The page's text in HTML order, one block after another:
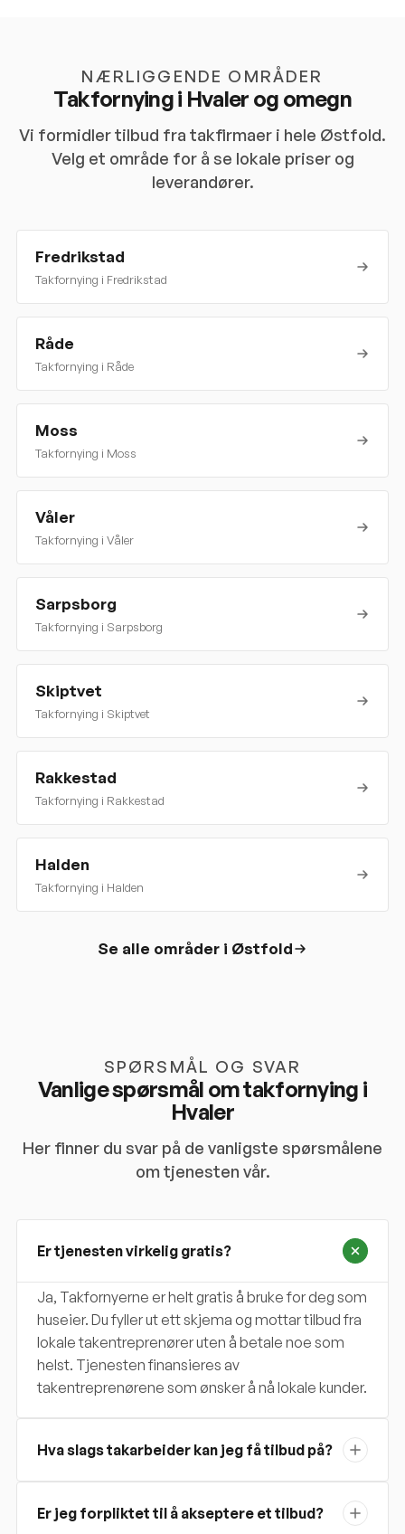
NÆRLIGGENDE OMRÅDER
Takfornying i Hvaler og omegn
Vi formidler tilbud fra takfirmaer i hele Østfold.
Velg et område for å se lokale priser og
leverandører.
Fredrikstad
Takfornying i Fredrikstad
Råde
Takfornying i Råde
Moss
Takfornying i Moss
Våler
Takfornying i Våler
Sarpsborg
Takfornying i Sarpsborg
Skiptvet
Takfornying i Skiptvet
Rakkestad
Takfornying i Rakkestad
Halden
Takfornying i Halden
Se alle områder i Østfold
SPØRSMÅL OG SVAR
Vanlige spørsmål om takfornying i
Hvaler
Her finner du svar på de vanligste spørsmålene
om tjenesten vår.
Er tjenesten virkelig gratis?
Ja, Takfornyerne er helt gratis å bruke for deg som
huseier. Du fyller ut ett skjema og mottar tilbud fra
lokale takentreprenører uten å betale noe som
helst. Tjenesten finansieres av
takentreprenørene som ønsker å nå lokale kunder.
Hva slags takarbeider kan jeg få tilbud på?
Er jeg forpliktet til å akseptere et tilbud?